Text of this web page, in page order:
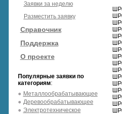
Заявки за неделю
Разместить заявку
Справочник
Поддержка
О проекте
Популярные заявки по
категориям:
Металлообрабатывающее
Деревообрабатывающее
Электротехническое